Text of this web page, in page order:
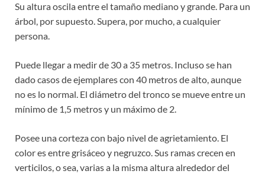
Su altura oscila entre el tamaño mediano y grande. Para un
árbol, por supuesto. Supera, por mucho, a cualquier
persona.
Puede llegar a medir de 30 a 35 metros. Incluso se han
dado casos de ejemplares con 40 metros de alto, aunque
no es lo normal. El diámetro del tronco se mueve entre un
mínimo de 1,5 metros y un máximo de 2.
Posee una corteza con bajo nivel de agrietamiento. El
color es entre grisáceo y negruzco. Sus ramas crecen en
verticilos, o sea, varias a la misma altura alrededor del